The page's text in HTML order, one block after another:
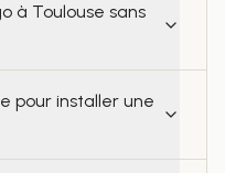
à Toulouse sans
pour installer une